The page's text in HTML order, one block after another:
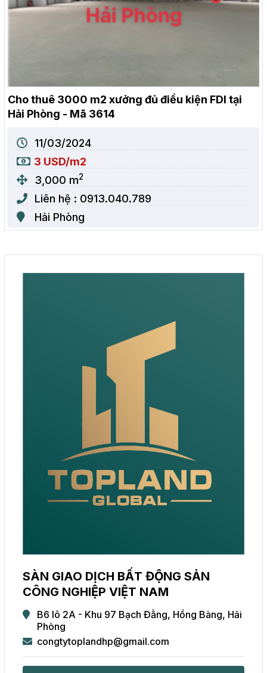
Cho thuê 3000 m2 xưởng đủ điều kiện FDI tại
Hải Phòng - Mã 3614
11/03/2024
3 USD/m2
3,000 m2
Liên hệ : 0913.040.789
Hải Phòng
SÀN GIAO DỊCH BẤT ĐỘNG SẢN
CÔNG NGHIỆP VIỆT NAM
B6 lô 2A - Khu 97 Bạch Đằng, Hồng Bàng, Hải
Phòng
congtytoplandhp@gmail.com